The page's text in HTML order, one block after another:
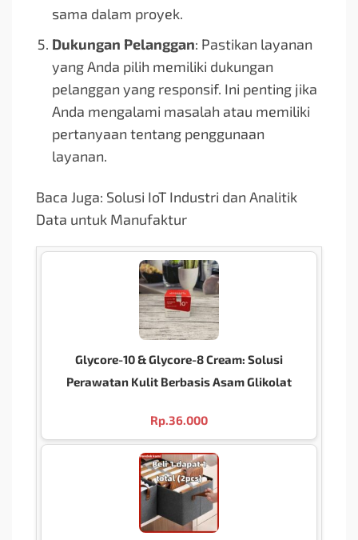
sama dalam proyek.
Dukungan Pelanggan: Pastikan layanan
yang Anda pilih memiliki dukungan
pelanggan yang responsif. Ini penting jika
Anda mengalami masalah atau memiliki
pertanyaan tentang penggunaan
layanan.
Baca Juga: Solusi IoT Industri dan Analitik
Data untuk Manufaktur
Glycore-10 & Glycore-8 Cream: Solusi
Perawatan Kulit Berbasis Asam Glikolat
Rp.36.000